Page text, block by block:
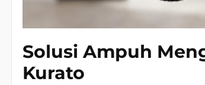
Solusi Ampuh
Kurato